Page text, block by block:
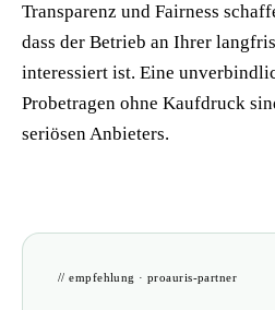
Transparenz und Fairness
dass der Betrieb an Ihrer
interessiert ist. Eine
Probetragen ohne Kaufdruck
seriösen Anbieters.
// empfehlung · proauris-partner